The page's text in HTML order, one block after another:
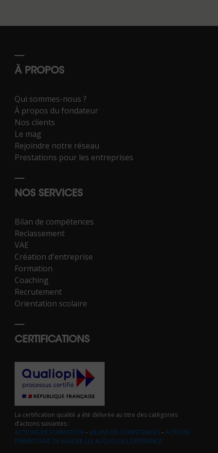
À PROPOS
Qui sommes-nous ?
À propos du fondateur
Nos clients
Le mag
Rejoindre notre réseau
Prestations pour les entreprises
NOS SERVICES
Bilan de compétences
Reclassement
VAE
Création d'entreprise
Formation
Coaching
Recrutement
Orientation scolaire
CERTIFICATIONS
La certification qualité a été délivrée au titre des catégories
d’actions suivantes :
ACTIONS DE FORMATION – BILANS DE COMPÉTENCES–ACTIONS
PERMETTANT DE VALIDER LES ACQUIS DE L’EXPÉRIENCE